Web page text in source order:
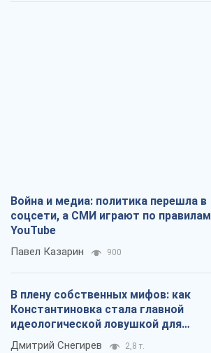
Война и медиа: политика перешла в
соцсети, а СМИ играют по правилам
YouTube
Павел Казарин 900
В плену собственных мифов: как
Константиновка стала главной
идеологической ловушкой для
российских оккупантов
Дмитрий Снегирев 2,8 т.